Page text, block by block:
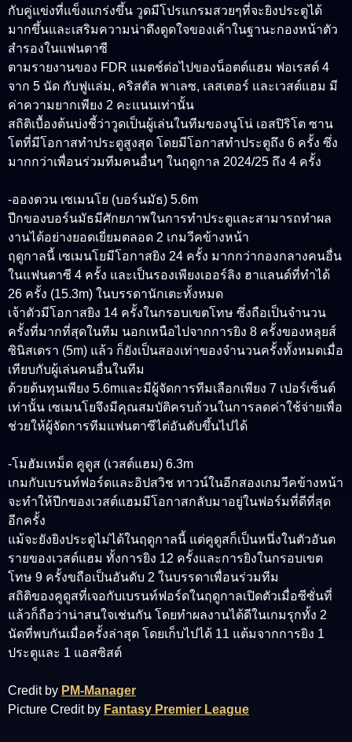
กับคู่แข่งที่แข็งแกร่งขึ้น วูดมีโปรแกรมสวยๆที่จะยิงประตูได้
มากขึ้นและเสริมความน่าดึงดูดใจของเค้าในฐานะกองหน้าตัว
สำรองในแฟนตาซี
ตามรายงานของ FDR แมตช์ต่อไปของน็อตต์แฮม ฟอเรสต์ 4
จาก 5 นัด กับฟูแล่ม, คริสตัล พาเลซ, เลสเตอร์ และเวสต์แฮม มี
ค่าความยากเพียง 2 คะแนนเท่านั้น
สถิติเบื้องต้นบ่งชี้ว่าวูดเป็นผู้เล่นในทีมของนูโน่ เอสปิริโต ซาน
โตที่มีโอกาสทำประตูสูงสุด โดยมีโอกาสทำประตูถึง 6 ครั้ง ซึ่ง
มากกว่าเพื่อนร่วมทีมคนอื่นๆ ในฤดูกาล 2024/25 ถึง 4 ครั้ง
-อองตวน เซเมนโย (บอร์นมัธ) 5.6m
ปีกของบอร์นมัธมีศักยภาพในการทำประตูและสามารถทำผล
งานได้อย่างยอดเยี่ยมตลอด 2 เกมวีคข้างหน้า
ฤดูกาลนี้ เซเมนโยมีโอกาสยิง 24 ครั้ง มากกว่ากองกลางคนอื่น
ในแฟนตาซี 4 ครั้ง และเป็นรองเพียงเออร์ลิง ฮาแลนด์ที่ทำได้
26 ครั้ง (15.3m) ในบรรดานักเตะทั้งหมด
เจ้าตัวมีโอกาสยิง 14 ครั้งในกรอบเขตโทษ ซึ่งถือเป็นจำนวน
ครั้งที่มากที่สุดในทีม นอกเหนือไปจากการยิง 8 ครั้งของหลุยส์
ซินิสเตรา (5m) แล้ว ก็ยังเป็นสองเท่าของจำนวนครั้งทั้งหมดเมื่อ
เทียบกับผู้เล่นคนอื่นในทีม
ด้วยต้นทุนเพียง 5.6mและมีผู้จัดการทีมเลือกเพียง 7 เปอร์เซ็นต์
เท่านั้น เซเมนโยจึงมีคุณสมบัติครบถ้วนในการลดค่าใช้จ่ายเพื่อ
ช่วยให้ผู้จัดการทีมแฟนตาซีไต่อันดับขึ้นไปได้
-โมฮัมเหม็ด คูดูส (เวสต์แฮม) 6.3m
เกมกับเบรนท์ฟอร์ดและอิปสวิช ทาวน์ในอีกสองเกมวีคข้างหน้า
จะทำให้ปีกของเวสต์แฮมมีโอกาสกลับมาอยู่ในฟอร์มที่ดีที่สุด
อีกครั้ง
แม้จะยังยิงประตูไม่ได้ในฤดูกาลนี้ แต่คูดูสก็เป็นหนึ่งในตัวอันต
รายของเวสต์แฮม ทั้งการยิง 12 ครั้งและการยิงในกรอบเขต
โทษ 9 ครั้งขถือเป็นอันดับ 2 ในบรรดาเพื่อนร่วมทีม
สถิติของคูดูสที่เจอกับเบรนท์ฟอร์ดในฤดูกาลเปิดตัวเมื่อซีซั่นที่
แล้วก็ถือว่าน่าสนใจเช่นกัน โดยทำผลงานได้ดีในเกมรุกทั้ง 2
นัดที่พบกันเมื่อครั้งล่าสุด โดยเก็บไปได้ 11 แต้มจากการยิง 1
ประตูและ 1 แอสซิสต์
Credit by PM-Manager
Picture Credit by Fantasy Premier League